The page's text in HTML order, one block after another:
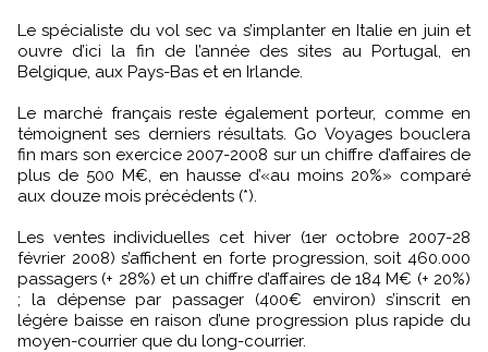
Le spécialiste du vol sec va s’implanter en Italie en juin et
ouvre d’ici la fin de l’année des sites au Portugal, en
Belgique, aux Pays-Bas et en Irlande.
Le marché français reste également porteur, comme en
témoignent ses derniers résultats. Go Voyages bouclera
fin mars son exercice 2007-2008 sur un chiffre d’affaires de
plus de 500 M€, en hausse d’«au moins 20%» comparé
aux douze mois précédents (*).
Les ventes individuelles cet hiver (1er octobre 2007-28
février 2008) s’affichent en forte progression, soit 460.000
passagers (+ 28%) et un chiffre d’affaires de 184 M€ (+ 20%)
; la dépense par passager (400€ environ) s’inscrit en
légère baisse en raison d’une progression plus rapide du
moyen-courrier que du long-courrier.